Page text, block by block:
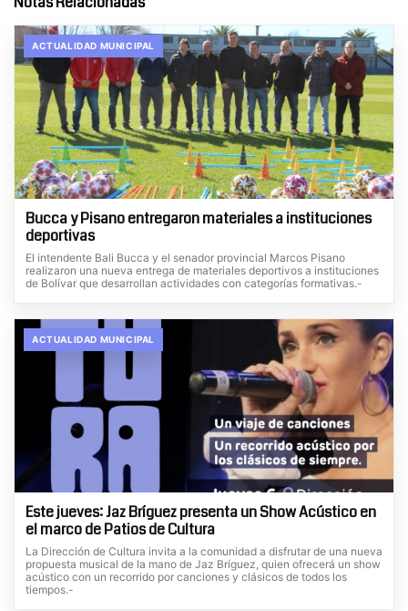
ACTUALIDAD MUNICIPAL
Bucca y Pisano entregaron materiales a instituciones
deportivas
El intendente Bali Bucca y el senador provincial Marcos Pisano
realizaron una nueva entrega de materiales deportivos a instituciones
de Bolívar que desarrollan actividades con categorías formativas.-
ACTUALIDAD MUNICIPAL
Este jueves: Jaz Bríguez presenta un Show Acústico en
el marco de Patios de Cultura
La Dirección de Cultura invita a la comunidad a disfrutar de una nueva
propuesta musical de la mano de Jaz Bríguez, quien ofrecerá un show
acústico con un recorrido por canciones y clásicos de todos los
tiempos.-